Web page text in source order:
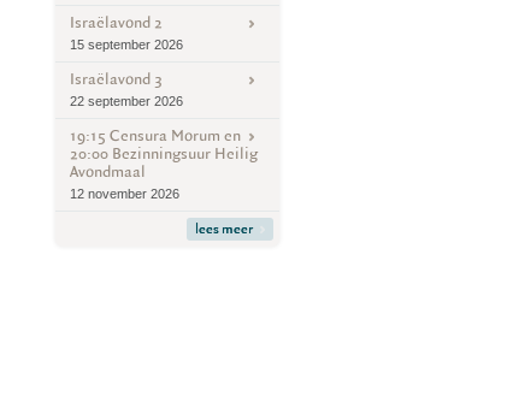
Israëlavond 2
15 september 2026
Israëlavond 3
22 september 2026
19:15 Censura Morum en
20:00 Bezinningsuur Heilig
Avondmaal
12 november 2026
lees meer